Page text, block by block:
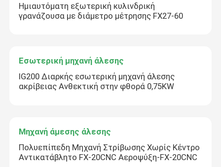
Ημιαυτόματη εξωτερική κυλινδρική
γρανάζουσα με διάμετρο μέτρησης FX27-60
Εσωτερική μηχανή άλεσης
IG200 Διαρκής εσωτερική μηχανή άλεσης
ακρίβειας Ανθεκτική στην φθορά 0,75KW
Μηχανή άμεσης άλεσης
Πολυεπίπεδη Μηχανή Στρίβωσης Χωρίς Κέντρο
Αντικατάβλητο FX-20CNC Αεροψύξη-FX-20CNC